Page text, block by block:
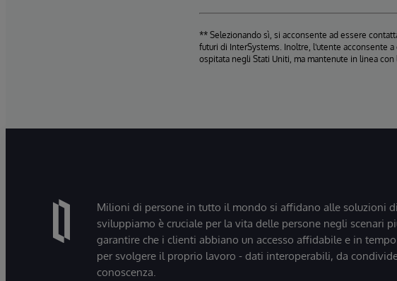
** Selezionando sì, si acconsente ad essere
futuri di InterSystems. Inoltre, l'utente acconsente
ospitata negli Stati Uniti, ma mantenute in linea
Milioni di persone in tutto il mondo si affidano alle soluzioni
sviluppiamo è cruciale per la vita delle persone negli scenari
garantire che i clienti abbiano un accesso affidabile e in
per svolgere il proprio lavoro - dati interoperabili, da
conoscenza.